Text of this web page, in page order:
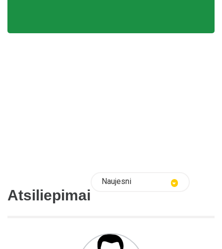
Atsiliepimai
Naujesni